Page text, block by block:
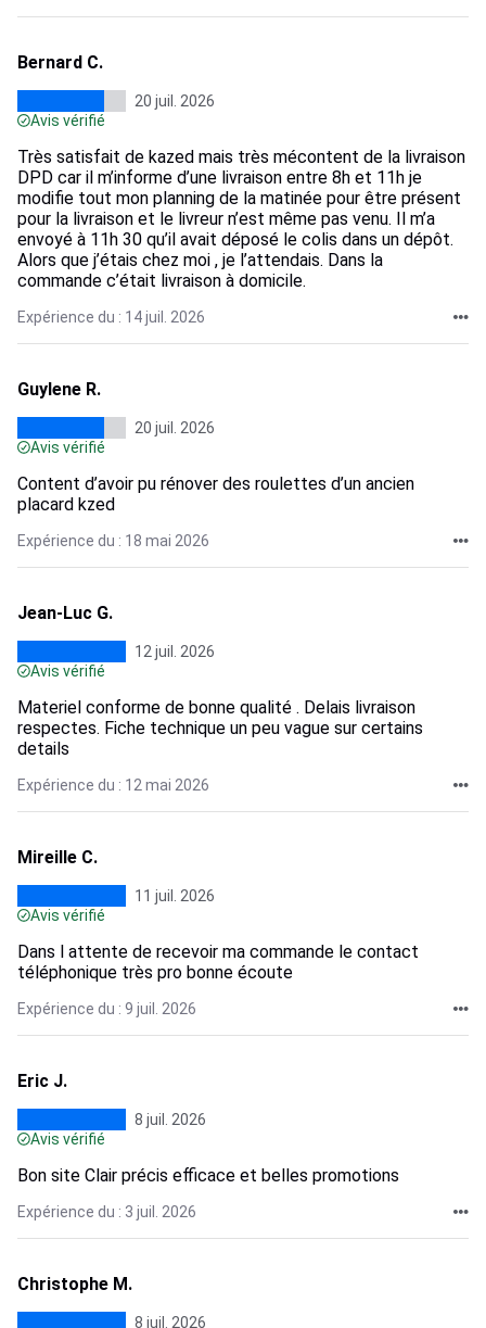
Bernard C.
20 juil. 2026
Avis vérifié
Très satisfait de kazed mais très mécontent de la livraison
DPD car il m’informe d’une livraison entre 8h et 11h je
modifie tout mon planning de la matinée pour être présent
pour la livraison et le livreur n’est même pas venu. Il m’a
envoyé à 11h 30 qu’il avait déposé le colis dans un dépôt.
Alors que j’étais chez moi , je l’attendais. Dans la
commande c’était livraison à domicile.
Expérience du : 14 juil. 2026
Guylene R.
20 juil. 2026
Avis vérifié
Content d’avoir pu rénover des roulettes d’un ancien
placard kzed
Expérience du : 18 mai 2026
Jean-Luc G.
12 juil. 2026
Avis vérifié
Materiel conforme de bonne qualité . Delais livraison
respectes. Fiche technique un peu vague sur certains
details
Expérience du : 12 mai 2026
Mireille C.
11 juil. 2026
Avis vérifié
Dans l attente de recevoir ma commande le contact
téléphonique très pro bonne écoute
Expérience du : 9 juil. 2026
Eric J.
8 juil. 2026
Avis vérifié
Bon site Clair précis efficace et belles promotions
Expérience du : 3 juil. 2026
Christophe M.
8 juil. 2026